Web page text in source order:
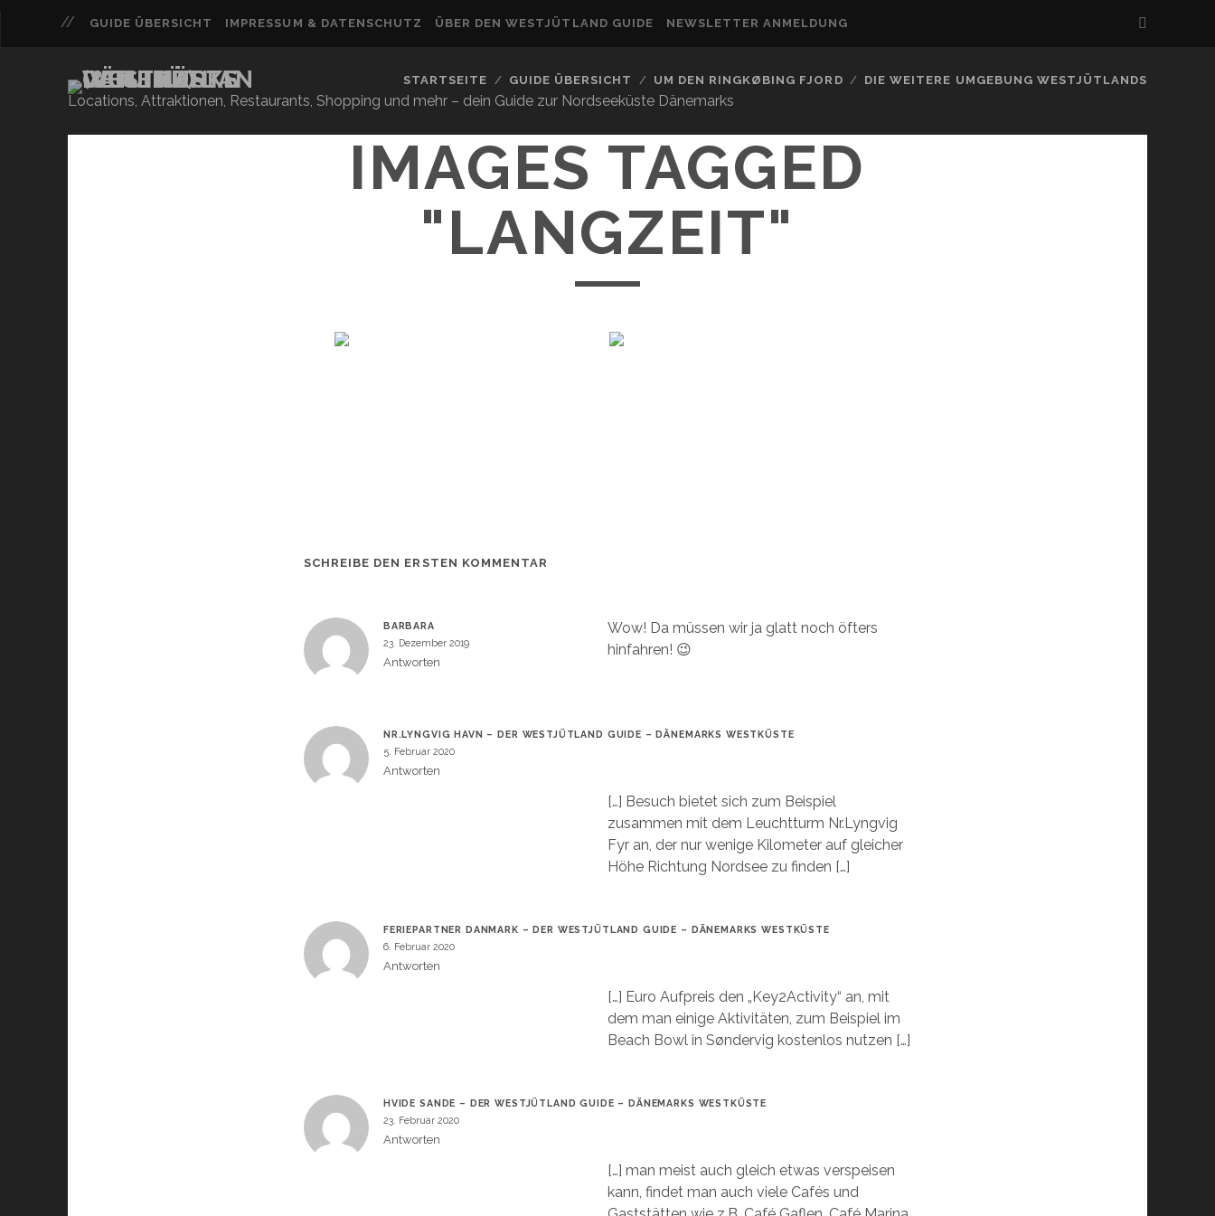
GUIDE ÜBERSICHT IMPRESSUM & DATENSCHUTZ ÜBER DEN WESTJÜTLAND GUIDE NEWSLETTER ANMELDUNG
Locations, Attraktionen, Restaurants, Shopping und mehr – dein Guide zur Nordseeküste Dänemarks
STARTSEITE GUIDE ÜBERSICHT UM DEN RINGKØBING FJORD DIE WEITERE UMGEBUNG WESTJÜTLANDS
IMAGES TAGGED
"LANGZEIT"
SCHREIBE DEN ERSTEN KOMMENTAR
BARBARA
23. Dezember 2019
Antworten
Wow! Da müssen wir ja glatt noch öfters
hinfahren! 😉
NR.LYNGVIG HAVN – DER WESTJÜTLAND GUIDE – DÄNEMARKS WESTKÜSTE
5. Februar 2020
Antworten
[…] Besuch bietet sich zum Beispiel
zusammen mit dem Leuchtturm Nr.Lyngvig
Fyr an, der nur wenige Kilometer auf gleicher
Höhe Richtung Nordsee zu finden […]
FERIEPARTNER DANMARK – DER WESTJÜTLAND GUIDE – DÄNEMARKS WESTKÜSTE
6. Februar 2020
Antworten
[…] Euro Aufpreis den „Key2Activity“ an, mit
dem man einige Aktivitäten, zum Beispiel im
Beach Bowl in Søndervig kostenlos nutzen […]
HVIDE SANDE – DER WESTJÜTLAND GUIDE – DÄNEMARKS WESTKÜSTE
23. Februar 2020
Antworten
[…] man meist auch gleich etwas verspeisen
kann, findet man auch viele Cafés und